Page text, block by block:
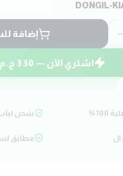
DONGIL-
إضافة
اشتري الآن — 330 ج.م
شحن
مطابق